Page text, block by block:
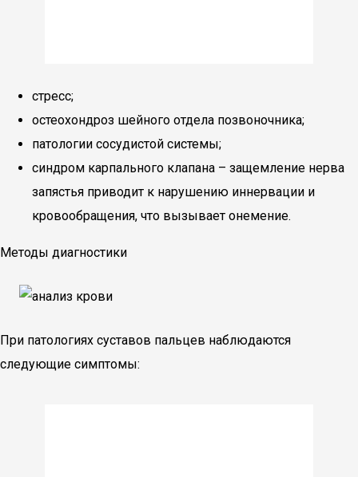
стресс;
остеохондроз шейного отдела позвоночника;
патологии сосудистой системы;
синдром карпального клапана – защемление нерва
запястья приводит к нарушению иннервации и
кровообращения, что вызывает онемение.
Методы диагностики
При патологиях суставов пальцев наблюдаются
следующие симптомы: